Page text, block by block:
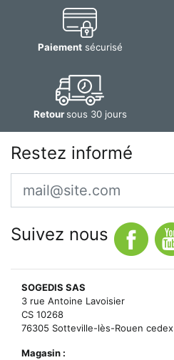
Paiementsécurisé
Retoursous 30 jours
Restez informé
Email
Suivez nous
SOGEDIS SAS
3 rue Antoine Lavoisier
CS 10268
76305 Sotteville-lès-Rouen cedex
Magasin :